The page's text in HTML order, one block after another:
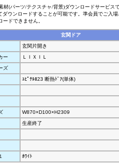
(パーツ/テクスチャ/背景)ダウンロードサービスで
ウンロードすることが可能です。準会員でご入
ドできません。
玄関ドア
玄関片開き
ー
ＬＩＸＩＬ
ズ
ﾕﾋﾟﾃﾙⅡ23 断熱ﾄﾞｱ(単体)
W870×D100×H2309
生産終了
ﾎﾜｲﾄ